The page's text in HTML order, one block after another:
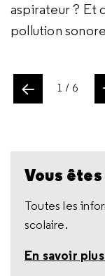
aspirateur ? Et
pollution
Minneapolis
de votre cœur
de torture ?
emparés d’elle.
du temps vous
1 / 6
Vous
Toutes les
scolaire.
En savoir plus